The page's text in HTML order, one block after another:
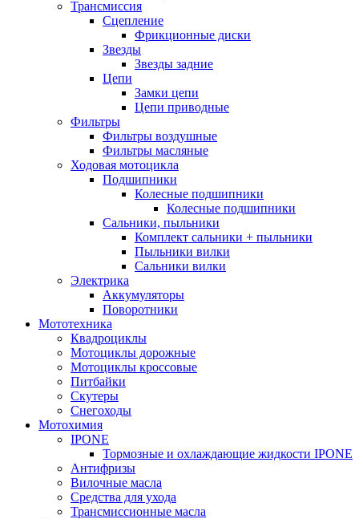
Трансмиссия
Cцепление
Фрикционные диски
Звезды
Звезды задние
Цепи
Замки цепи
Цепи приводные
Фильтры
Фильтры воздушные
Фильтры масляные
Ходовая мотоцикла
Подшипники
Колесные подшипники
Колесные подшипники
Сальники, пыльники
Комплект сальники + пыльники
Пыльники вилки
Сальники вилки
Электрика
Аккумуляторы
Поворотники
Мототехника
Квадроциклы
Мотоциклы дорожные
Мотоциклы кроссовые
Питбайки
Скутеры
Снегоходы
Мотохимия
IPONE
Тормозные и охлаждающие жидкости IPONE
Антифризы
Вилочные масла
Средства для ухода
Трансмиссионные масла